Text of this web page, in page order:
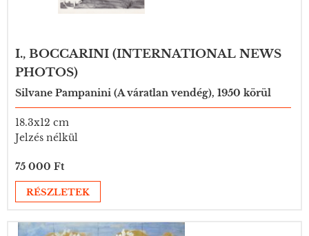
I., BOCCARINI (INTERNATIONAL NEWS
PHOTOS)
Silvane Pampanini (A váratlan vendég), 1950 körül
18.3x12 cm
Jelzés nélkül
75 000 Ft
RÉSZLETEK